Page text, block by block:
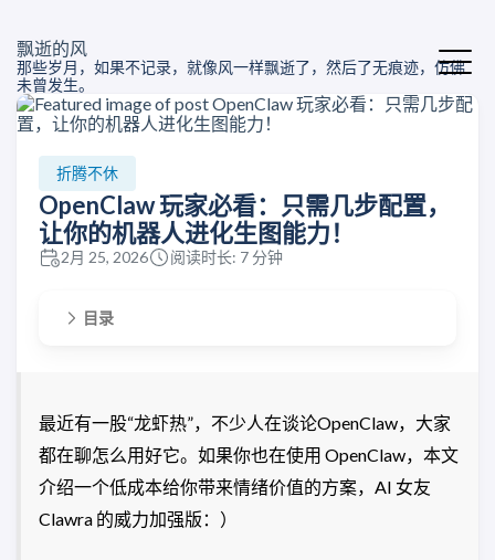
飘逝的风
那些岁月，如果不记录，就像风一样飘逝了，然后了无痕迹，仿佛
未曾发生。
折腾不休
OpenClaw 玩家必看：只需几步配置，
让你的机器人进化生图能力！
2月 25, 2026 阅读时长: 7 分钟
目录
最近有一股“龙虾热”，不少人在谈论OpenClaw，大家
都在聊怎么用好它。如果你也在使用 OpenClaw，本文
介绍一个低成本给你带来情绪价值的方案，AI 女友
Clawra 的威力加强版：）